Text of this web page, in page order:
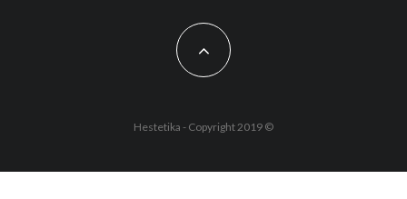
Hestetika - Copyright 2019 ©